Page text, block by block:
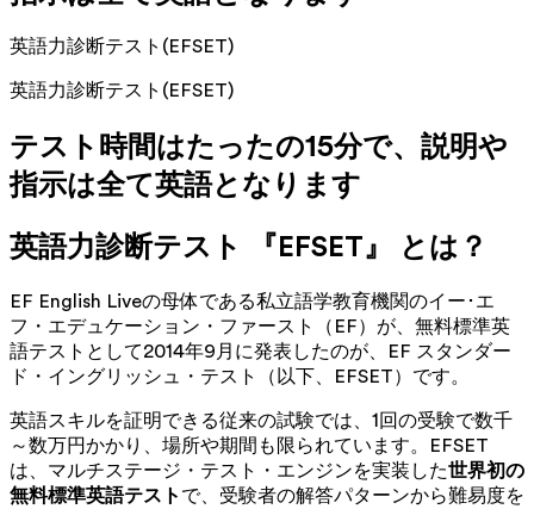
英語力診断テスト(EFSET)
英語力診断テスト(EFSET)
テスト時間はたったの15分で、説明や
指示は全て英語となります
英語力診断テスト 『EFSET』 とは？
EF English Liveの母体である私立語学教育機関のイー･エ
フ・エデュケーション・ファースト（EF）が、無料標準英
語テストとして2014年9月に発表したのが、EF スタンダー
ド・イングリッシュ・テスト（以下、EFSET）です。
英語スキルを証明できる従来の試験では、1回の受験で数千
～数万円かかり、場所や期間も限られています。EFSET
は、マルチステージ・テスト・エンジンを実装した世界初の
無料標準英語テスト で、受験者の解答パターンから難易度を